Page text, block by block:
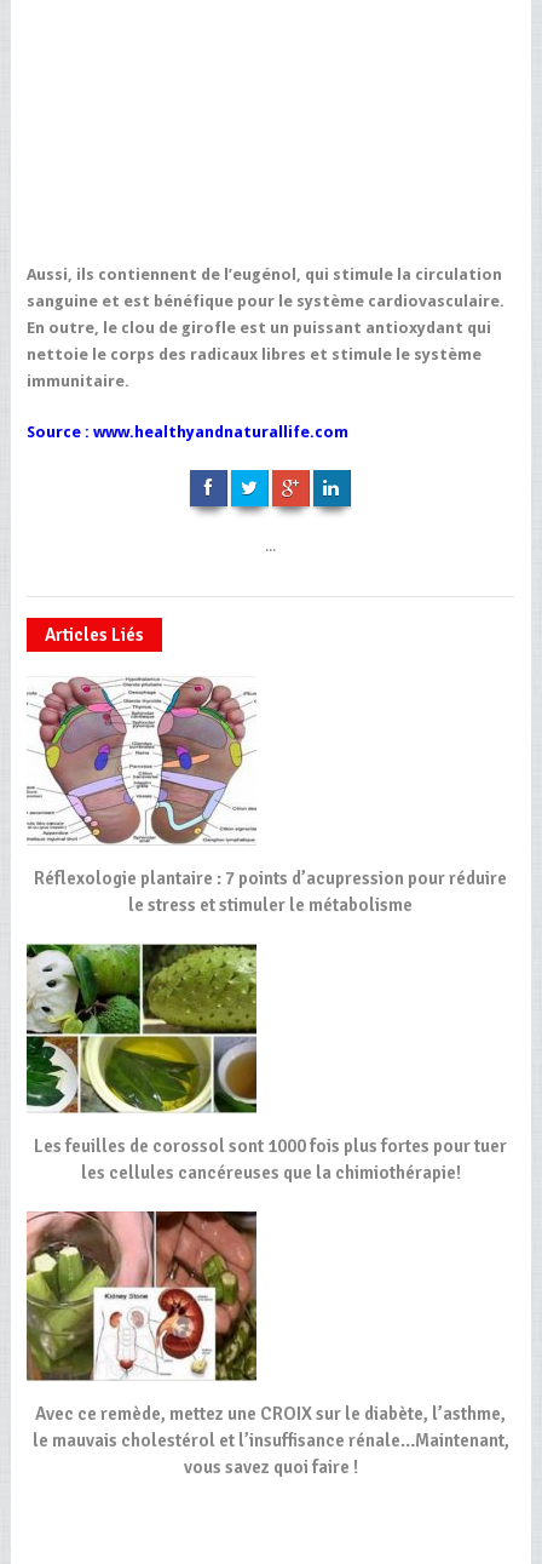
Aussi, ils contiennent de l’eugénol, qui stimule la circulation
sanguine et est bénéfique pour le système cardiovasculaire.
En outre, le clou de girofle est un puissant antioxydant qui
nettoie le corps des radicaux libres et stimule le système
immunitaire.
Source : www.healthyandnaturallife.com
...
Articles Liés
Réflexologie plantaire : 7 points d’acupression pour réduire
le stress et stimuler le métabolisme
Les feuilles de corossol sont 1000 fois plus fortes pour tuer
les cellules cancéreuses que la chimiothérapie!
Avec ce remède, mettez une CROIX sur le diabète, l’asthme,
le mauvais cholestérol et l’insuffisance rénale…Maintenant,
vous savez quoi faire !